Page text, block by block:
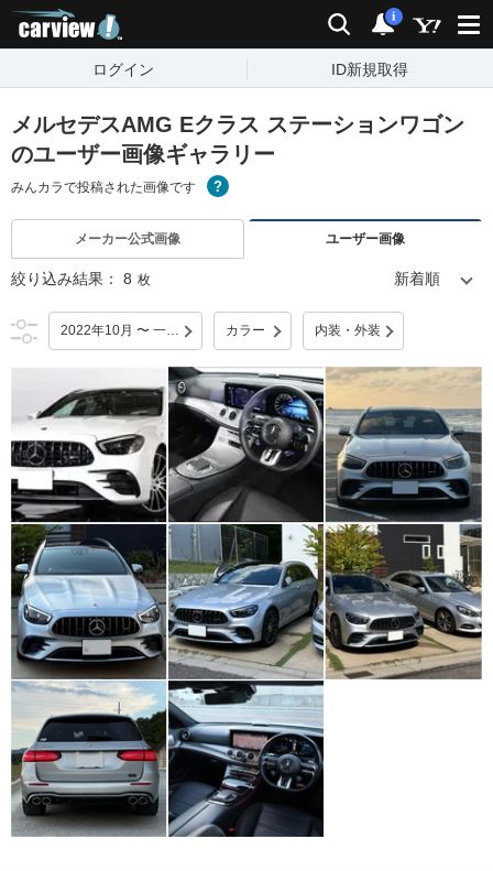
検索 通知
i
ログイン ID新規取得
メルセデスAMG Eクラス ステーションワゴン
のユーザー画像ギャラリー
みんカラで投稿された画像です
メーカー公式画像 ユーザー画像
絞り込み結果： 8 枚
2022年10月 〜 一部改良 カラー 内装・外装